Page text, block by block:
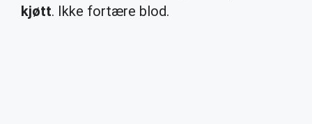
kjøtt. Ikke fortære blod.